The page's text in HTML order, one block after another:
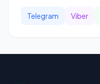
Telegram Viber